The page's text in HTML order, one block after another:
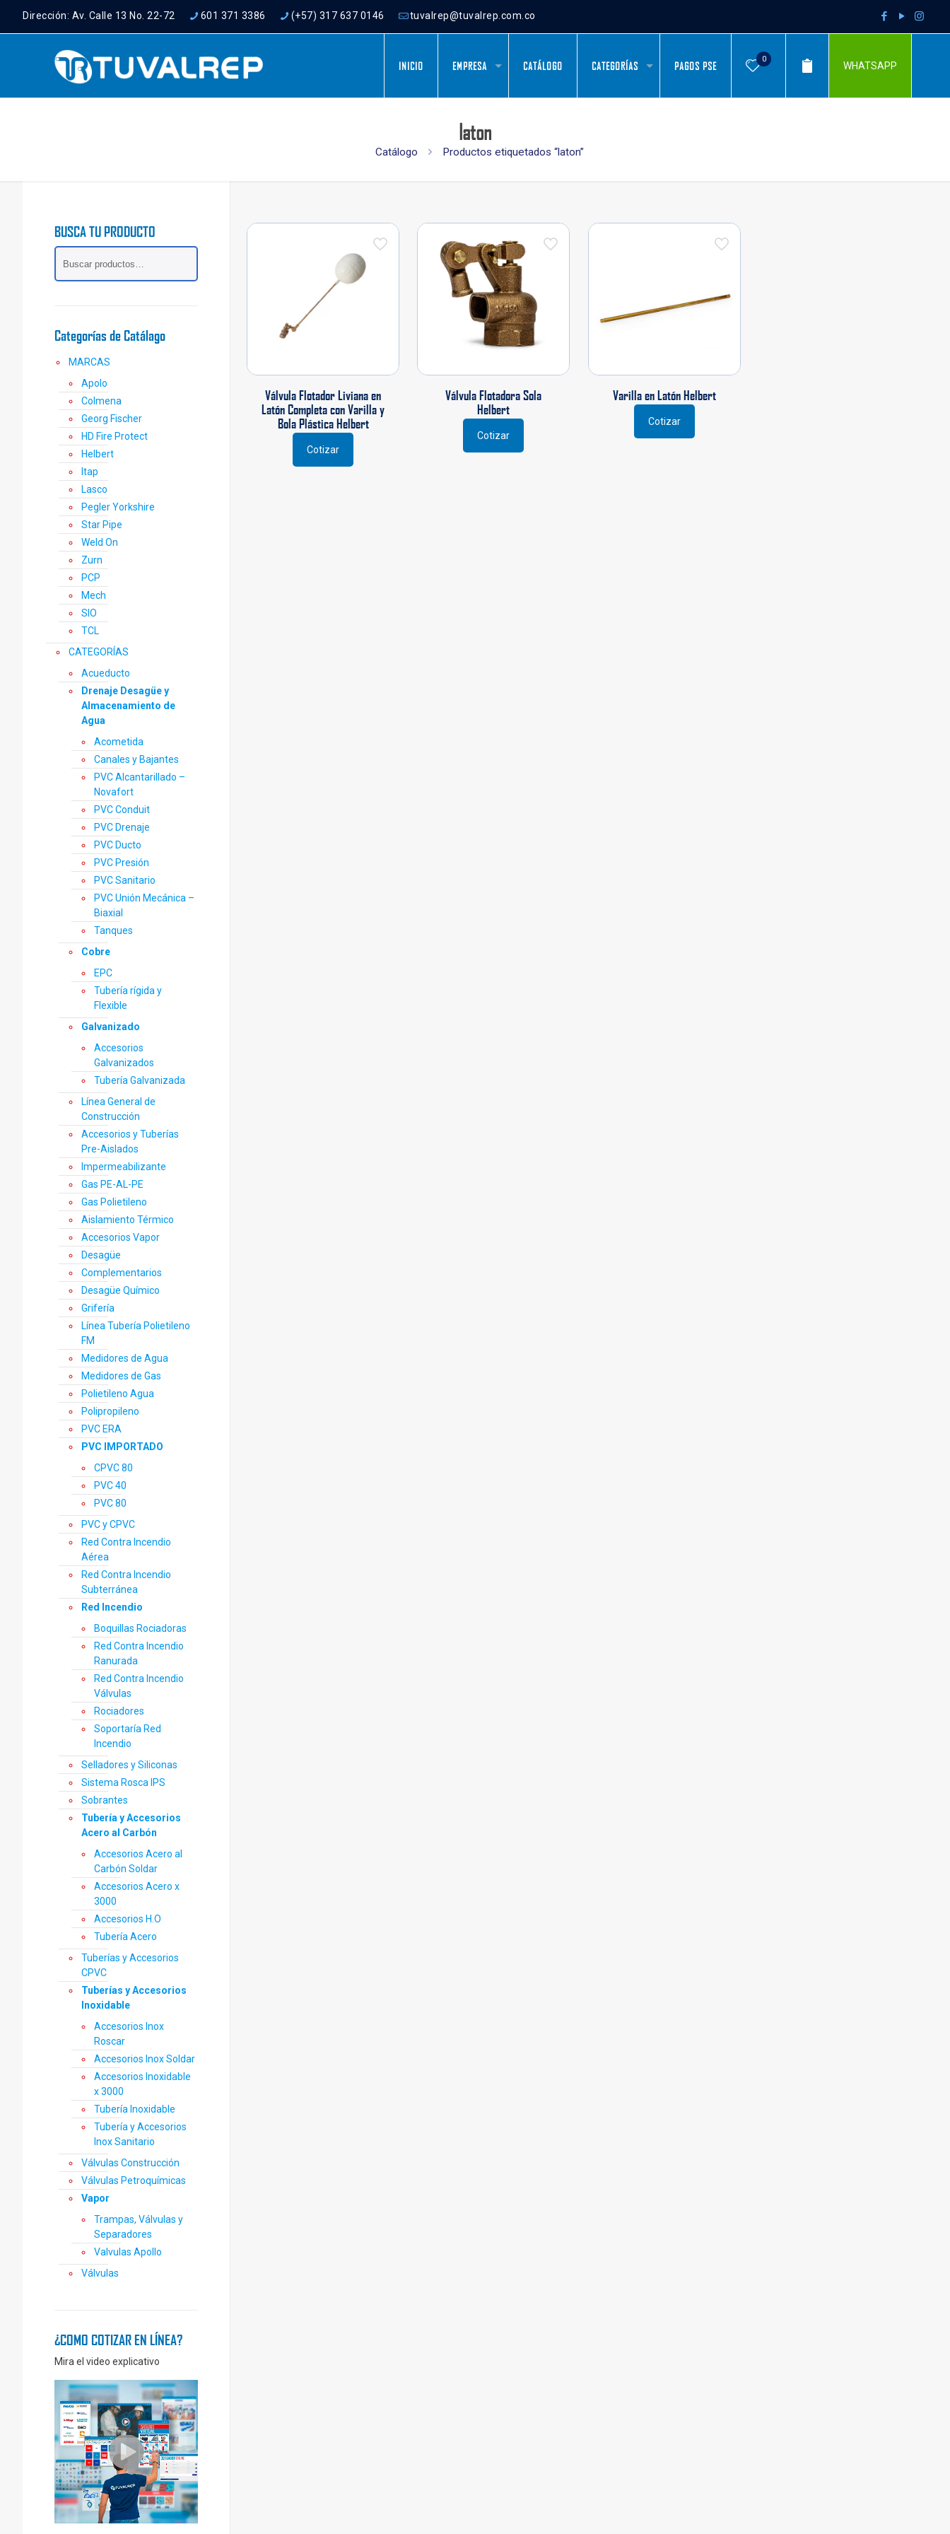
Dirección: Av. Calle 13 No. 22-72 601 371 3386 (+57) 317 637 0146 tuvalrep@tuvalrep.com.co
INICIO EMPRESA CATÁLOGO CATEGORÍAS PAGOS PSE
0
WHATSAPP
laton
Catálogo Productos etiquetados “laton”
Válvula Flotador Liviana en
Latón Completa con Varilla y
Bola Plástica Helbert
Cotizar
Válvula Flotadora Sola
Helbert
Cotizar
Este
producto
Varilla en Latón Helbert
Cotizar
BUSCA TU PRODUCTO
Categorías de Catálago
MARCAS
Apolo
Colmena
Georg Fischer
HD Fire Protect
Helbert
Itap
Lasco
Pegler Yorkshire
Star Pipe
Weld On
Zurn
PCP
Mech
SIO
TCL
CATEGORÍAS
Acueducto
Drenaje Desagüe y
Almacenamiento de
Agua
Acometida
Canales y Bajantes
PVC Alcantarillado –
Novafort
PVC Conduit
PVC Drenaje
PVC Ducto
PVC Presión
PVC Sanitario
PVC Unión Mecánica –
Biaxial
Tanques
Cobre
EPC
Tubería rígida y
Flexible
Galvanizado
Accesorios
Galvanizados
Tubería Galvanizada
Línea General de
Construcción
Accesorios y Tuberías
Pre-Aislados
Impermeabilizante
Gas PE-AL-PE
Gas Polietileno
Aislamiento Térmico
Accesorios Vapor
Desagüe
Complementarios
Desagüe Químico
Grifería
Línea Tubería Polietileno
FM
Medidores de Agua
Medidores de Gas
Polietileno Agua
Polipropileno
PVC ERA
PVC IMPORTADO
CPVC 80
PVC 40
PVC 80
PVC y CPVC
Red Contra Incendio
Aérea
Red Contra Incendio
Subterránea
Red Incendio
Boquillas Rociadoras
Red Contra Incendio
Ranurada
Red Contra Incendio
Válvulas
Rociadores
Soportaría Red
Incendio
Selladores y Siliconas
Sistema Rosca IPS
Sobrantes
Tubería y Accesorios
Acero al Carbón
Accesorios Acero al
Carbón Soldar
Accesorios Acero x
3000
Accesorios H.O
Tubería Acero
Tuberías y Accesorios
CPVC
Tuberías y Accesorios
Inoxidable
Accesorios Inox
Roscar
Accesorios Inox Soldar
Accesorios Inoxidable
x 3000
Tubería Inoxidable
Tubería y Accesorios
Inox Sanitario
Válvulas Construcción
Válvulas Petroquímicas
Vapor
Trampas, Válvulas y
Separadores
Valvulas Apollo
Válvulas
¿COMO COTIZAR EN LÍNEA?
Mira el video explicativo